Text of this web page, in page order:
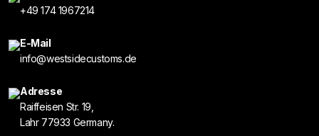
+49 174 1967214
E-Mail
info@westsidecustoms.de
Adresse
Raiffeisen Str. 19,
Lahr 77933 Germany.